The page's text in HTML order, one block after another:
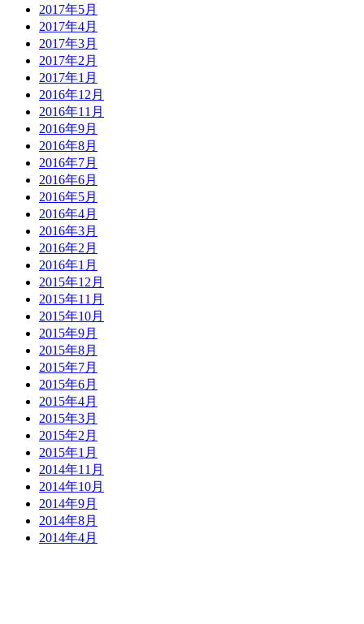
2017年5月
2017年4月
2017年3月
2017年2月
2017年1月
2016年12月
2016年11月
2016年9月
2016年8月
2016年7月
2016年6月
2016年5月
2016年4月
2016年3月
2016年2月
2016年1月
2015年12月
2015年11月
2015年10月
2015年9月
2015年8月
2015年7月
2015年6月
2015年4月
2015年3月
2015年2月
2015年1月
2014年11月
2014年10月
2014年9月
2014年8月
2014年4月